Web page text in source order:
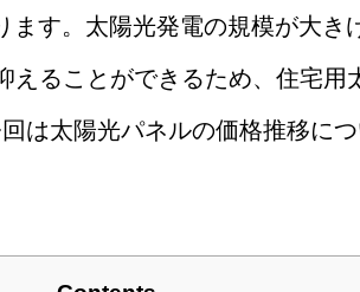
ます。太陽光発電の規模が大き
えることができるため、住宅用
は太陽光パネルの価格推移に